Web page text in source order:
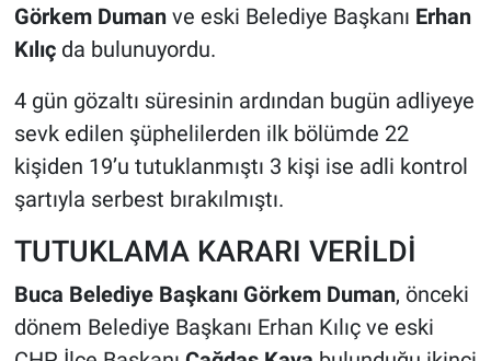
Görkem Dumanve eski Belediye Başkanı Erhan
Kılıçda bulunuyordu.
4 gün gözaltı süresinin ardından bugün adliyeye
sevk edilen şüphelilerden ilk bölümde 22
kişiden 19’u tutuklanmıştı 3 kişi ise adli kontrol
şartıyla serbest bırakılmıştı.
TUTUKLAMA KARARI VERİLDİ
Buca Belediye Başkanı Görkem Duman, önceki
dönem Belediye Başkanı Erhan Kılıç ve eski